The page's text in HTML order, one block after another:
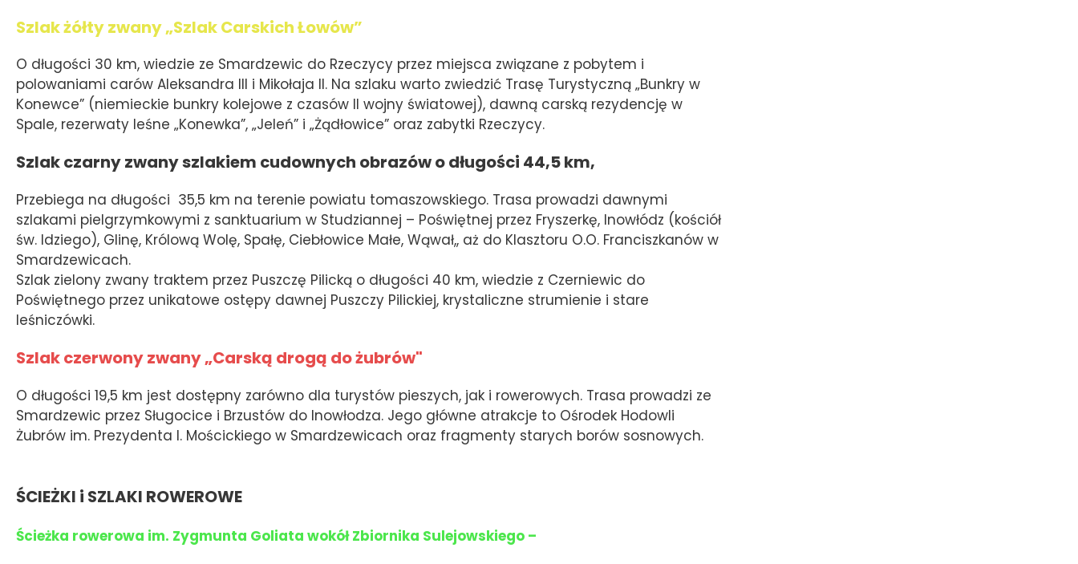
Szlak żółty zwany „Szlak Carskich Łowów”
O długości 30 km, wiedzie ze Smardzewic do Rzeczycy przez miejsca związane z pobytem i
polowaniami carów Aleksandra III i Mikołaja II. Na szlaku warto zwiedzić Trasę Turystyczną „Bunkry w
Konewce” (niemieckie bunkry kolejowe z czasów II wojny światowej), dawną carską rezydencję w
Spale, rezerwaty leśne „Konewka”, „Jeleń” i „Żądłowice” oraz zabytki Rzeczycy.
Szlak czarny zwany szlakiem cudownych obrazów o długości 44,5 km,
Przebiega na długości 35,5 km na terenie powiatu tomaszowskiego. Trasa prowadzi dawnymi
szlakami pielgrzymkowymi z sanktuarium w Studziannej – Poświętnej przez Fryszerkę, Inowłódz (kościół
św. Idziego), Glinę, Królową Wolę, Spałę, Ciebłowice Małe, Wąwał,, aż do Klasztoru O.O. Franciszkanów w
Smardzewicach.
Szlak zielony zwany traktem przez Puszczę Pilicką o długości 40 km, wiedzie z Czerniewic do
Poświętnego przez unikatowe ostępy dawnej Puszczy Pilickiej, krystaliczne strumienie i stare
leśniczówki.
Szlak czerwony zwany „Carską drogą do żubrów"
O długości 19,5 km jest dostępny zarówno dla turystów pieszych, jak i rowerowych. Trasa prowadzi ze
Smardzewic przez Sługocice i Brzustów do Inowłodza. Jego główne atrakcje to Ośrodek Hodowli
Żubrów im. Prezydenta I. Mościckiego w Smardzewicach oraz fragmenty starych borów sosnowych.
ŚCIEŻKI i SZLAKI ROWEROWE
Ścieżka rowerowa im. Zygmunta Goliata wokół Zbiornika Sulejowskiego –